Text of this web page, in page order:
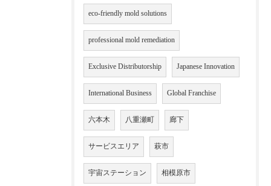
eco-friendly mold solutions
professional mold remediation
Exclusive Distributorship Japanese Innovation
International Business Global Franchise
六本木 八重瀬町 廊下
サービスエリア 萩市
宇宙ステーション 相模原市